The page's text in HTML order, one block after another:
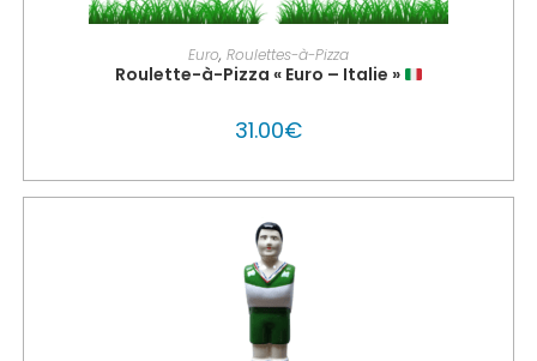
AJOUTER AU PANIER
Euro, Roulettes-à-Pizza
Roulette-à-Pizza « Euro – Italie »
31.00€